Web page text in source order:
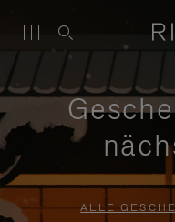
ALLE